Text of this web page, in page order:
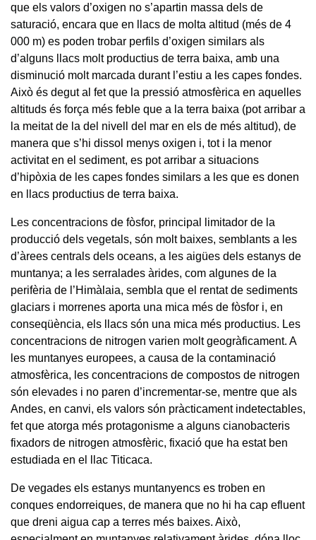
que els valors d’oxigen no s’apartin massa dels de
saturació, encara que en llacs de molta altitud (més de 4
000 m) es poden trobar perfils d’oxigen similars als
d’alguns llacs molt productius de terra baixa, amb una
disminució molt marcada durant l’estiu a les capes fondes.
Això és degut al fet que la pressió atmosfèrica en aquelles
altituds és força més feble que a la terra baixa (pot arribar a
la meitat de la del nivell del mar en els de més altitud), de
manera que s’hi dissol menys oxigen i, tot i la menor
activitat en el sediment, es pot arribar a situacions
d’hipòxia de les capes fondes similars a les que es donen
en llacs productius de terra baixa.
Les concentracions de fòsfor, principal limitador de la
producció dels vegetals, són molt baixes, semblants a les
d’àrees centrals dels oceans, a les aigües dels estanys de
muntanya; a les serralades àrides, com algunes de la
perifèria de l’Himàlaia, sembla que el rentat de sediments
glaciars i morrenes aporta una mica més de fòsfor i, en
conseqüència, els llacs són una mica més productius. Les
concentracions de nitrogen varien molt geogràficament. A
les muntanyes europees, a causa de la contaminació
atmosfèrica, les concentracions de compostos de nitrogen
són elevades i no paren d’incrementar-se, mentre que als
Andes, en canvi, els valors són pràcticament indetectables,
fet que atorga més protagonisme a alguns cianobacteris
fixadors de nitrogen atmosfèric, fixació que ha estat ben
estudiada en el llac Titicaca.
De vegades els estanys muntanyencs es troben en
conques endorreiques, de manera que no hi ha cap efluent
que dreni aigua cap a terres més baixes. Això,